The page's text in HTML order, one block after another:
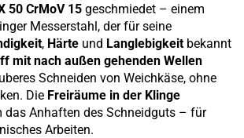
50 CrMoV 15 geschmiedet – einem
Messerstahl, der für seine
, Härte und Langlebigkeitbekannt
mit nach außen gehenden Wellen
Schneiden von Weichkäse, ohne
Die Freiräume in der Klinge
das Anhaften des Schneidguts – für
Arbeiten.